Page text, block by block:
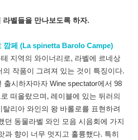
라벨들을 만나보도록 하자.
깜페 (La spinetta Barolo Campe)
지역의 와이너리로, 라벨에 르네상
의 작품이 그려져 있는 것이 특징이다.
출시하자마자 Wine spectator에서 98
떠올랐으며, 레이블에 있는 뒤러의
리아 와인의 왕 바롤로를 표현하려
던 동물라벨 와인 모음 시음회에 가지
과 향이 너무 멋지고 훌륭했다. 특히